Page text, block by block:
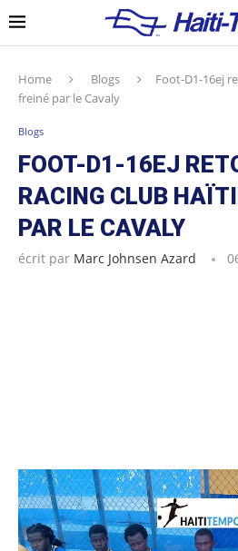
Home Blogs
Foot-D1-16ej
freiné par le Cavaly
Blogs
FOOT-D1-16EJ
RACING CLUB
PAR LE CAVALY
écrit par Marc Johnsen Azard